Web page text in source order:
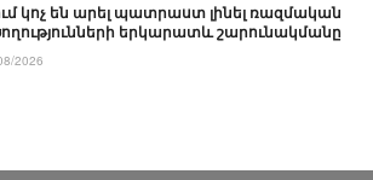
կոչ են արել պատրաստ լինել ռազմական
երկարատև շարունակմանը
2026